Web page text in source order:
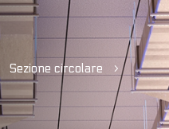
Sezione circolare 5